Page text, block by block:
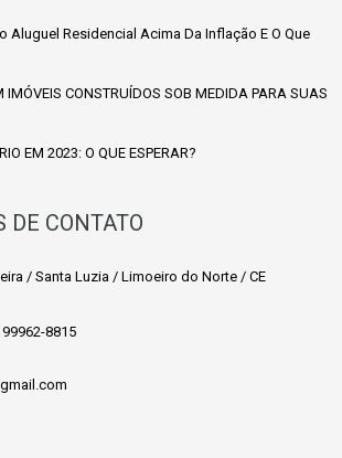
Aluguel Residencial Acima Da Inflação E O Que
IMÓVEIS CONSTRUÍDOS SOB MEDIDA PARA SUAS
EM 2023: O QUE ESPERAR?
DE CONTATO
/ Santa Luzia / Limoeiro do Norte / CE
8815